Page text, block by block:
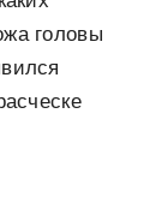
головы